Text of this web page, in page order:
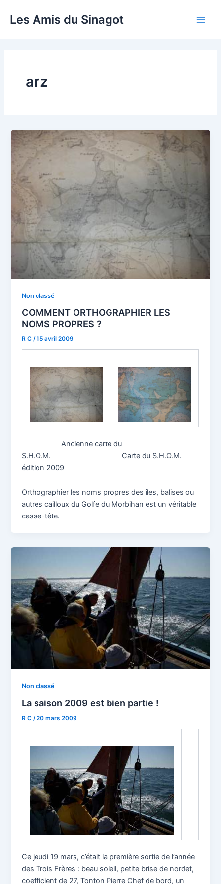
Les Amis du Sinagot
arz
Non classé
COMMENT ORTHOGRAPHIER LES
NOMS PROPRES ?
R C/15 avril 2009
Ancienne carte du
S.H.O.M. Carte du S.H.O.M.
édition 2009
Orthographier les noms propres des îles, balises ou
autres cailloux du Golfe du Morbihan est un véritable
casse-tête.
Non classé
La saison 2009 est bien partie !
R C/20 mars 2009
Ce jeudi 19 mars, c’était la première sortie de l’année
des Trois Frères : beau soleil, petite brise de nordet,
coefficient de 27, Tonton Pierre Chef de bord, un